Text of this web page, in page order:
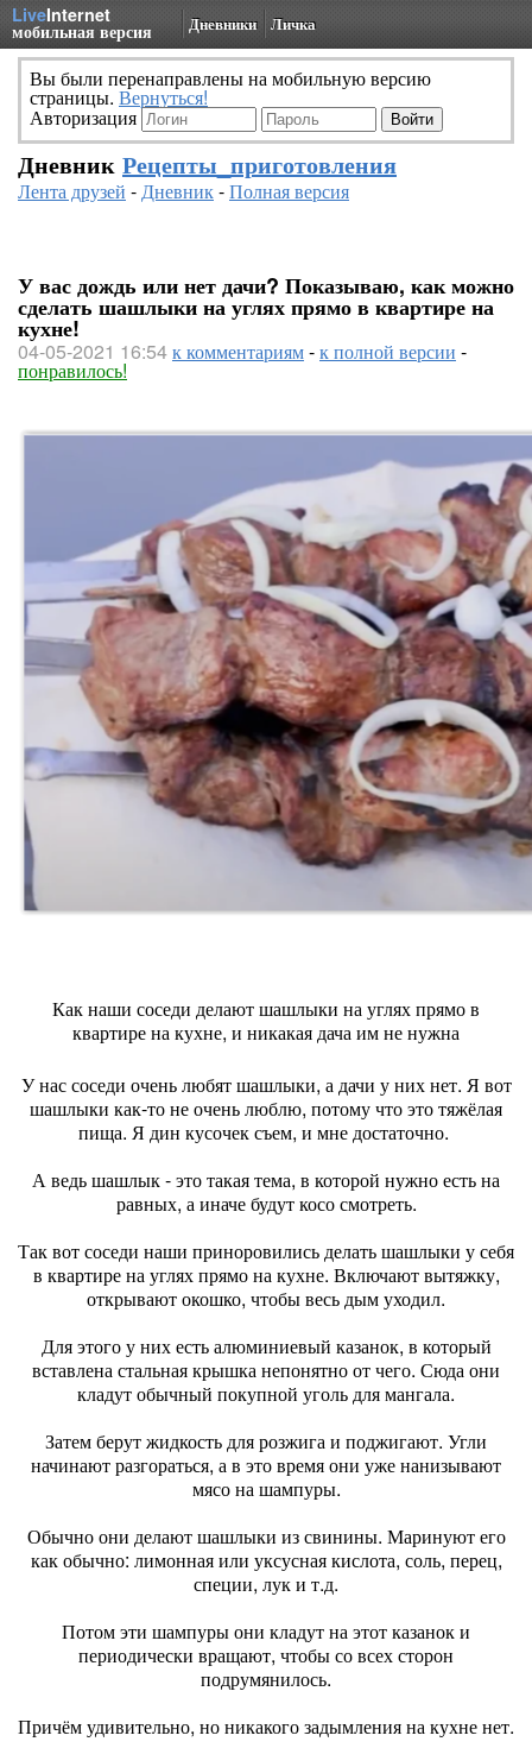
LiveInternet
мобильная версия Дневники Личка
Вы были перенаправлены на мобильную версию
страницы. Вернуться!
Авторизация
Дневник Рецепты_приготовления
Лента друзей -Дневник-Полная версия
У вас дождь или нет дачи? Показываю, как можно
сделать шашлыки на углях прямо в квартире на
кухне!
04-05-2021 16:54к комментариям-к полной версии -
понравилось!
Как наши соседи делают шашлыки на углях прямо в
квартире на кухне, и никакая дача им не нужна
У нас соседи очень любят шашлыки, а дачи у них нет. Я вот
шашлыки как-то не очень люблю, потому что это тяжёлая
пища. Я дин кусочек съем, и мне достаточно.
А ведь шашлык - это такая тема, в которой нужно есть на
равных, а иначе будут косо смотреть.
Так вот соседи наши приноровились делать шашлыки у себя
в квартире на углях прямо на кухне. Включают вытяжку,
открывают окошко, чтобы весь дым уходил.
Для этого у них есть алюминиевый казанок, в который
вставлена стальная крышка непонятно от чего. Сюда они
кладут обычный покупной уголь для мангала.
Затем берут жидкость для розжига и поджигают. Угли
начинают разгораться, а в это время они уже нанизывают
мясо на шампуры.
Обычно они делают шашлыки из свинины. Маринуют его
как обычно: лимонная или уксусная кислота, соль, перец,
специи, лук и т.д.
Потом эти шампуры они кладут на этот казанок и
периодически вращают, чтобы со всех сторон
подрумянилось.
Причём удивительно, но никакого задымления на кухне нет.